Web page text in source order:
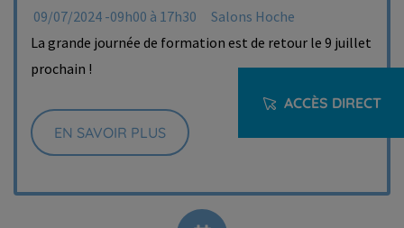
ACCÈS DIRECT
09/07/2024 -09h00 à 17h30
Salons Hoche
La grande journée de formation est de retour le 9 juillet
prochain !
EN SAVOIR PLUS